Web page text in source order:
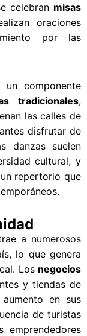
celebran misas
oraciones
por las
componente
tradicionales,
las calles de
disfrutar de
danzas suelen
cultural, y
repertorio que
a numerosos
lo que genera
Los negocios
y tiendas de
en sus
de turistas
emprendedores